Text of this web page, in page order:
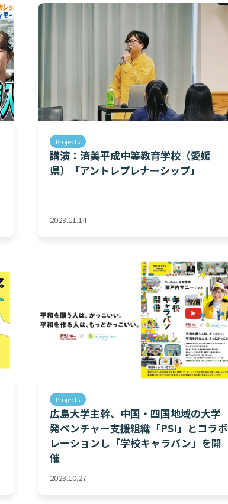
Projects
講演：済美平成中等教育学校（愛媛
県）「アントレプレナーシップ」
2023.11.14
Projects
広島大学主幹、中国・四国地域の大学
発ベンチャー支援組織「PSI」とコラボ
レーションし「学校キャラバン」を開
催
2023.10.27